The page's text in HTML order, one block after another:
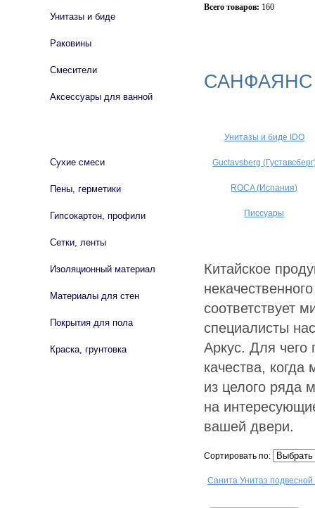
Всего товаров: 160
САНФАЯНС
Унитазы и биде IDO
Guctavsberg
ROCA (Испания)
Писсуары
Китайское
соответствует
специалисты
Аркус. Для чего
качества,
из целого ряда
на
вашей двери.
Сортировать по:
Санита Унитаз
Унитазы и биде
Раковины
Смесители
Аксессуары для ванной
Сухие смеси
Пены, герметики
Гипсокартон, профили
Сетки, ленты
Изоляционный материал
Материалы для стен
Покрытия для пола
Краска, грунтовка